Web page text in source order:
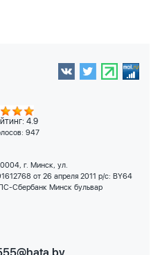
4.9
947
г. Минск, ул.
от 26 апреля 2011 р/с: BY64
Сбербанк Минск бульвар